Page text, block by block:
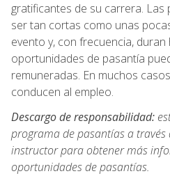
gratificantes de su carrera. Las
ser tan cortas como unas
evento y, con frecuencia,
oportunidades de pasantía
remuneradas. En muchos
conducen al empleo.
Descargo de responsabilidad:
programa de pasantías a través
instructor para obtener más
oportunidades de pasantías.